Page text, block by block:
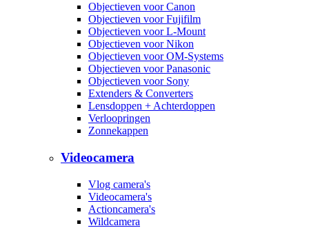
Objectieven voor Canon
Objectieven voor Fujifilm
Objectieven voor L-Mount
Objectieven voor Nikon
Objectieven voor OM-Systems
Objectieven voor Panasonic
Objectieven voor Sony
Extenders & Converters
Lensdoppen + Achterdoppen
Verloopringen
Zonnekappen
Videocamera
Vlog camera's
Videocamera's
Actioncamera's
Wildcamera